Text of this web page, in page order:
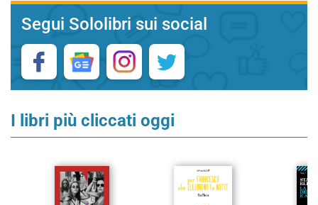
Segui Sololibri sui social
I libri più cliccati oggi